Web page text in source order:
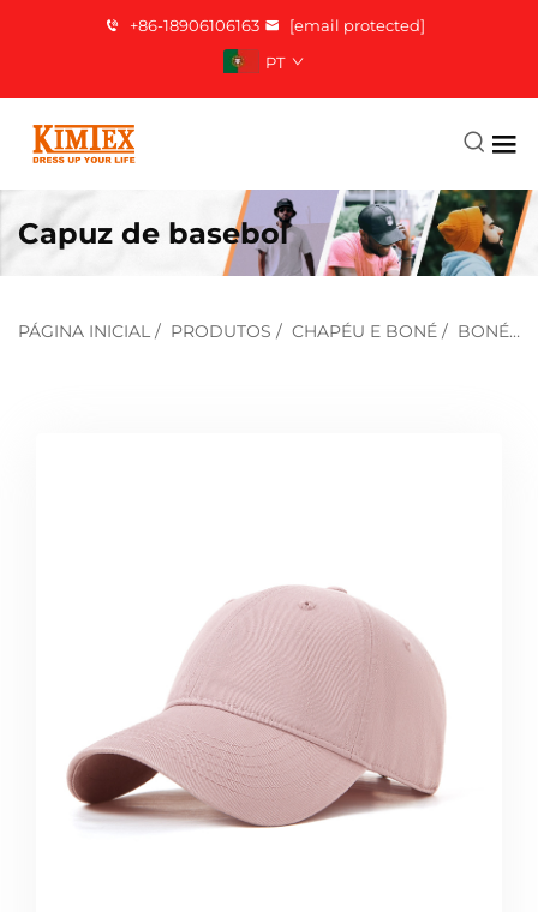
+86-18906106163
[email protected]
PT
Capuz de basebol
PÁGINA INICIAL / PRODUTOS / CHAPÉU E BONÉ / BONÉ DE BEISEBOL